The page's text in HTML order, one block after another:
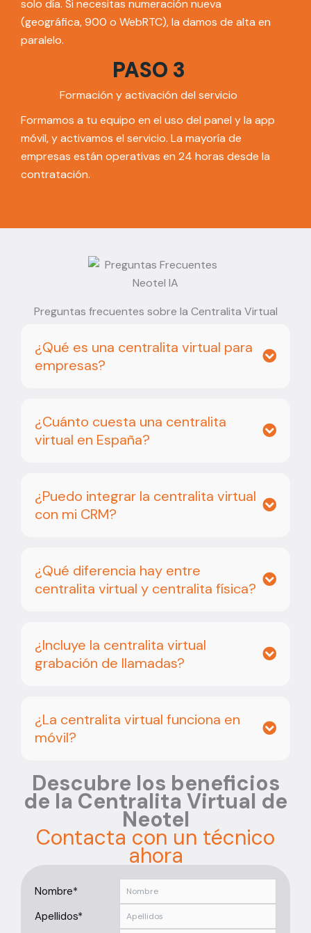
solo día. Si necesitas numeración nueva
(geográfica, 900 o WebRTC), la damos de alta en
paralelo.
PASO 3
Formación y activación del servicio
Formamos a tu equipo en el uso del panel y la app
móvil, y activamos el servicio. La mayoría de
empresas están operativas en 24 horas desde la
contratación.
Preguntas frecuentes sobre la Centralita Virtual
¿Qué es una centralita virtual para
empresas?
¿Cuánto cuesta una centralita
virtual en España?
¿Puedo integrar la centralita virtual
con mi CRM?
¿Qué diferencia hay entre
centralita virtual y centralita física?
¿Incluye la centralita virtual
grabación de llamadas?
¿La centralita virtual funciona en
móvil?
Descubre los beneficios
de la Centralita Virtual de
Neotel
Contacta con un técnico
ahora
Nombre*
Apellidos*